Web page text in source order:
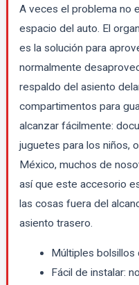
A veces el problema no
espacio del auto. El
es la solución para
normalmente
respaldo del asiento
compartimentos para
alcanzar fácilmente:
juguetes para los niños,
México, muchos de
así que este accesorio
las cosas fuera del
asiento trasero.
Múltiples
Fácil de instalar: